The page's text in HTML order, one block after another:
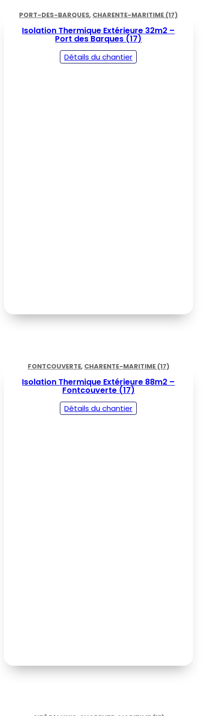
PORT-DES-BARQUES, CHARENTE-MARITIME (17)
Isolation Thermique Extérieure 32m2 –
Port des Barques (17)
Détails du chantier
FONTCOUVERTE, CHARENTE-MARITIME (17)
Isolation Thermique Extérieure 88m2 –
Fontcouverte (17)
Détails du chantier